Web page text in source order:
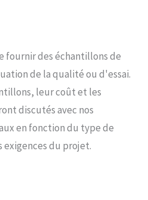
fournir des échantillons de
de la qualité ou d'essai.
leur coût et les
discutés avec nos
en fonction du type de
du projet.